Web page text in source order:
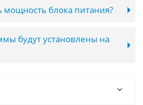
мощность блока питания?
будут установлены на